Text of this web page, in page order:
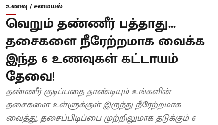
உணவு / சமையல்
வெறும் தண்ணீர் பத்தாது...
தசைகளை நீரேற்றமாக வைக்க
இந்த 6 உணவுகள் கட்டாயம்
தேவை!
தண்ணீர் குடிப்பதை தாண்டியும் உங்களின்
தசைகளை உள்ளுக்குள் இருந்து நீரேற்றமாக
வைத்து, தசைப்பிடிப்பை முற்றிலுமாக தடுக்கும் 6